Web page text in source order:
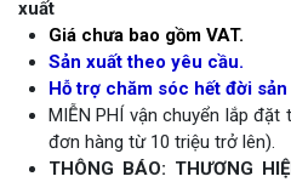
xuất
Giá chưa bao gồm VAT.
Sản xuất theo yêu cầu.
Hỗ trợ chăm sóc hết đời
MIỄN PHÍ vận chuyển lắp
đơn hàng từ 10 triệu trở lên).
THÔNG BÁO: THƯƠNG